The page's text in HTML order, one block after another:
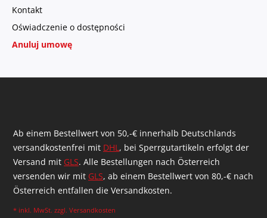
Kontakt
Oświadczenie o dostępności
Anuluj umowę
Ab einem Bestellwert von 50,-€ innerhalb Deutschlands
versandkostenfrei mit DHL, bei Sperrgutartikeln erfolgt der
Versand mit GLS. Alle Bestellungen nach Österreich
versenden wir mit GLS, ab einem Bestellwert von 80,-€ nach
Österreich entfallen die Versandkosten.
* inkl. MwSt. zzgl. Versandkosten